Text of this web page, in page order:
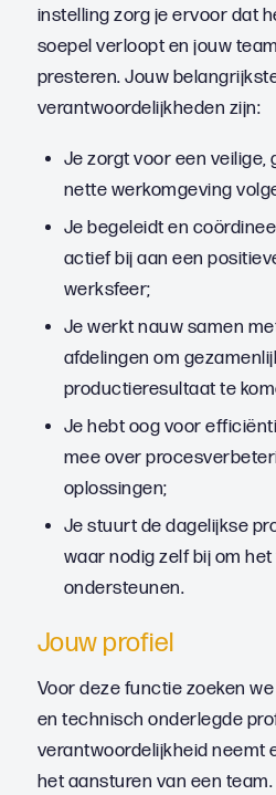
instelling zorg je ervoor dat
soepel verloopt en jouw
presteren. Jouw
verantwoordelijkheden zijn:
Je zorgt voor een veilige,
nette werkomgeving
Je begeleidt en
actief bij aan een
werksfeer;
Je werkt nauw samen
afdelingen om
productieresultaat te
Je hebt oog voor
mee over
oplossingen;
Je stuurt de dagelijkse
waar nodig zelf bij om
ondersteunen.
Jouw profiel
Voor deze functie zoeken
en technisch onderlegde
verantwoordelijkheid neemt
het aansturen van een